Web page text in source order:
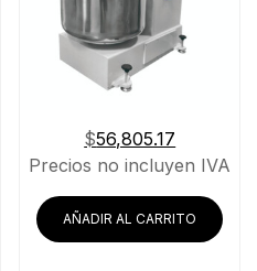
$56,805.17
Precios no incluyen IVA
AÑADIR AL CARRITO